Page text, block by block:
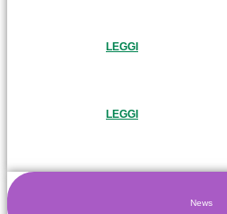
LEGGI
LEGGI
News